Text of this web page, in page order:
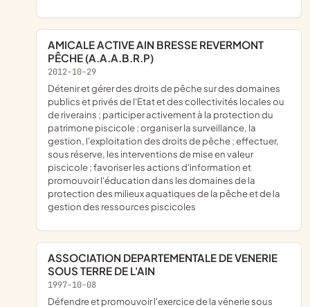
AMICALE ACTIVE AIN BRESSE REVERMONT
PÊCHE (A.A.A.B.R.P)
2012-10-29
détenir et gérer des droits de pêche sur des domaines
publics et privés de l'Etat et des collectivités locales ou
de riverains ; participer activement à la protection du
patrimone piscicole ; organiser la surveillance, la
gestion, l'exploitation des droits de pêche ; effectuer,
sous réserve, les interventions de mise en valeur
piscicole ; favoriser les actions d'information et
promouvoir l'éducation dans les domaines de la
protection des milieux aquatiques de la pêche et de la
gestion des ressources piscicoles
ASSOCIATION DEPARTEMENTALE DE VENERIE
SOUS TERRE DE L'AIN
1997-10-08
défendre et promouvoir l'exercice de la vénerie sous